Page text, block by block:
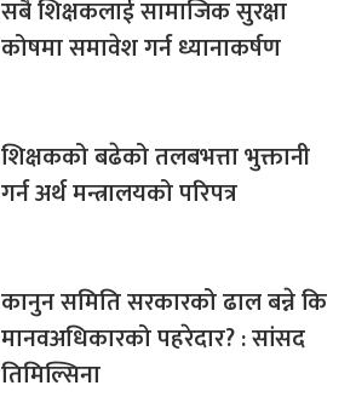
सबै शिक्षकलाई सामाजिक सुरक्षा
कोषमा समावेश गर्न ध्यानाकर्षण
शिक्षकको बढेको तलबभत्ता भुक्तानी
गर्न अर्थ मन्त्रालयको परिपत्र
कानुन समिति सरकारको ढाल बन्ने कि
मानवअधिकारको पहरेदार? : सांसद
तिमिल्सिना